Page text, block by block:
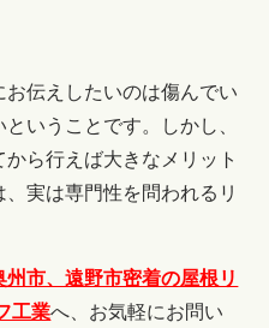
お伝えしたいのは傷んでい
いうことです。しかし、
ら行えば大きなメリット
実は専門性を問われるリ
市、遠野市密着の屋根リ
工業へ、お気軽にお問い